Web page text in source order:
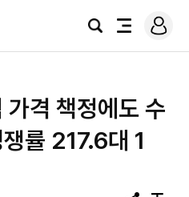
검
전
로
그
격 책정에도 수
쟁률 217.6대 1